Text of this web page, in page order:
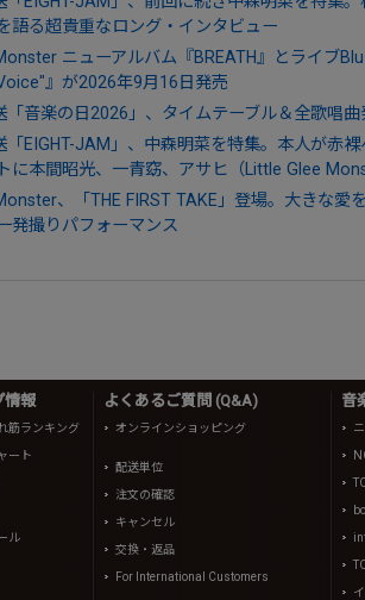
語る超貴重なロング・インタビュー
ニューアルバム『BREATH』とライブ
』が2026年9月16日発売
「音楽の日2026」、タイムテーブル＆全歌唱曲
「EIGHT-JAM」、中森明菜を特集。本人が赤
に本間昭光、一青窈、アサヒ（Little Glee
、「THE FIRST TAKE」登場。大きな愛
発撮りパフォーマンス
情報
筋ランキング
ート
ル
よくあるご質問 (Q&A)
オンラインショッピング
配送単位
注文の確認
キャンセル
交換・返品
For International Customers
音